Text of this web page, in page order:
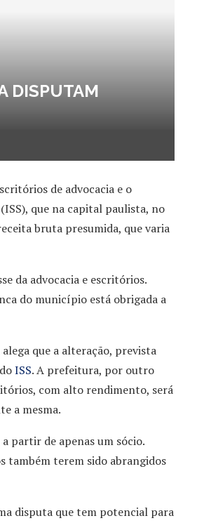
DISPUTAM
de advocacia e o
(ISS), que na capital paulista, no
bruta presumida, que varia
da advocacia e escritórios.
do município está obrigada a
que a alteração, prevista
ISS. A prefeitura, por outro
com alto rendimento, será
a mesma.
partir de apenas um sócio.
também terem sido abrangidos
disputa que tem potencial para